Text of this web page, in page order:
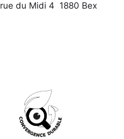
rue du Midi 4 1880 Bex